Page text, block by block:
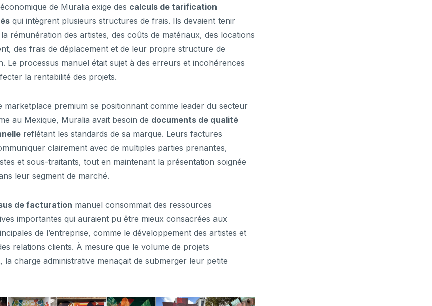
de Muralia exige des calculs de tarification
qui intègrent plusieurs structures de frais. Ils devaient tenir
rémunération des artistes, des coûts de matériaux, des locations
des frais de déplacement et de leur propre structure de
Le processus manuel était sujet à des erreurs et incohérences
la rentabilité des projets.
marketplace premium se positionnant comme leader du secteur
au Mexique, Muralia avait besoin de documents de qualité
reflétant les standards de sa marque. Leurs factures
clairement avec de multiples parties prenantes,
et sous-traitants, tout en maintenant la présentation soignée
leur segment de marché.
de facturation manuel consommait des ressources
importantes qui auraient pu être mieux consacrées aux
de l’entreprise, comme le développement des artistes et
relations clients. À mesure que le volume de projets
la charge administrative menaçait de submerger leur petite